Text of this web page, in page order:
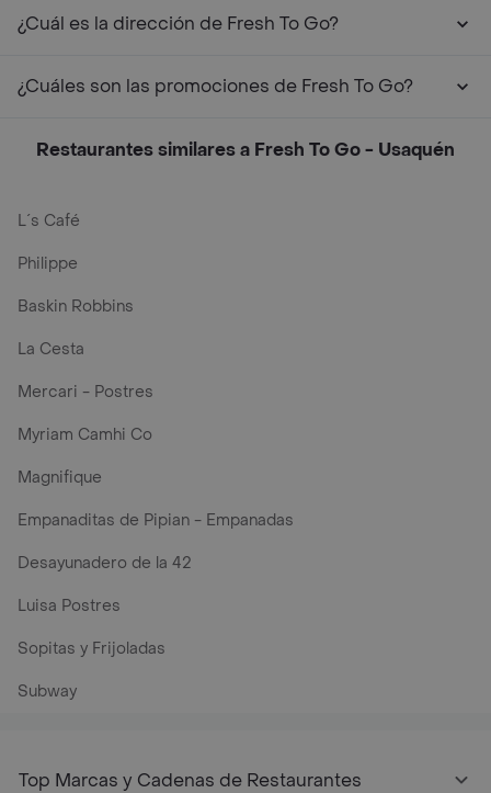
¿Cuál es la dirección de Fresh To Go?
¿Cuáles son las promociones de Fresh To Go?
Restaurantes similares a Fresh To Go - Usaquén
L´s Café
Philippe
Baskin Robbins
La Cesta
Mercari - Postres
Myriam Camhi Co
Magnifique
Empanaditas de Pipian - Empanadas
Desayunadero de la 42
Luisa Postres
Sopitas y Frijoladas
Subway
Top Marcas y Cadenas de Restaurantes